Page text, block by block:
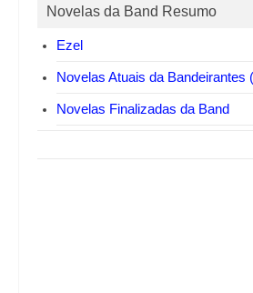
Novelas da Band Resumo
Ezel
Novelas Atuais da Bandeirantes
Novelas Finalizadas da Band